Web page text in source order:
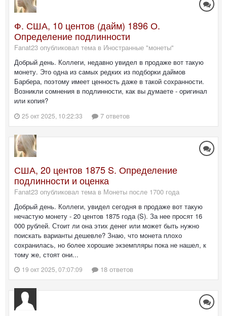
Ф. США, 10 центов (дайм) 1896 О.
Определение подлинности
Fanat23 опубликовал тема в Иностранные "монеты"
Добрый день. Коллеги, недавно увидел в продаже вот такую
монету. Это одна из самых редких из подборки даймов
Барбера, поэтому имеет ценность даже в такой сохранности.
Возникли сомнения в подлинности, как вы думаете - оригинал
или копия?
25 окт 2025, 10:22:33 7 ответов
США, 20 центов 1875 S. Определение
подлинности и оценка
Fanat23 опубликовал тема в Монеты после 1700 года
Добрый день. Коллеги, увидел сегодня в продаже вот такую
нечастую монету - 20 центов 1875 года (S). За нее просят 16
000 рублей. Стоит ли она этих денег или может быть нужно
поискать варианты дешевле? Знаю, что монета плохо
сохранилась, но более хорошие экземпляры пока не нашел, к
тому же, стоят они...
19 окт 2025, 07:07:09 18 ответов